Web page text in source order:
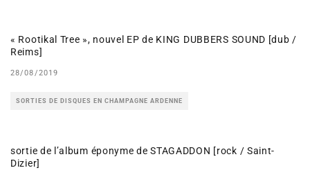
« Rootikal Tree », nouvel EP de KING DUBBERS SOUND [dub /
Reims]
28/08/2019
SORTIES DE DISQUES EN CHAMPAGNE ARDENNE
sortie de l’album éponyme de STAGADDON [rock / Saint-
Dizier]